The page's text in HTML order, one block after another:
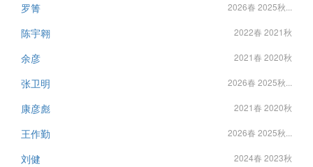
罗箐 2026春 2025秋...
陈宇翱 2022春 2021秋
余彦 2021春 2020秋
张卫明 2026春 2025秋...
康彦彪 2021春 2020秋
王作勤 2026春 2025秋...
刘健 2024春 2023秋